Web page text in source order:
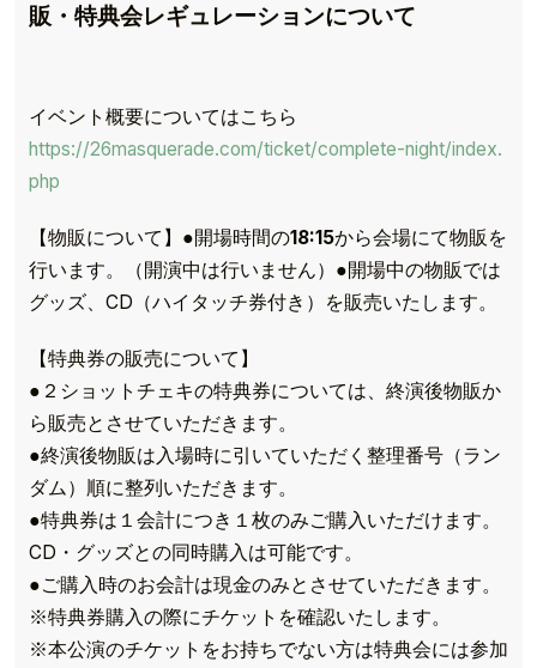
販・特典会レギュレーションについて
イベント概要についてはこちら
https://26masquerade.com/ticket/complete-night/index.
php
【物販について】●開場時間の18:15から会場にて物販を
行います。（開演中は行いません）●開場中の物販では
グッズ、CD（ハイタッチ券付き）を販売いたします。
【特典券の販売について】
●２ショットチェキの特典券については、終演後物販か
ら販売とさせていただきます。
●終演後物販は入場時に引いていただく整理番号（ラン
ダム）順に整列いただきます。
●特典券は１会計につき１枚のみご購入いただけます。
CD・グッズとの同時購入は可能です。
●ご購入時のお会計は現金のみとさせていただきます。
※特典券購入の際にチケットを確認いたします。
※本公演のチケットをお持ちでない方は特典会には参加